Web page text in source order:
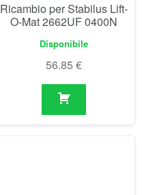
Ricambio per Stabilus Lift-
O-Mat 2662UF 0400N
Disponibile
56.85 €